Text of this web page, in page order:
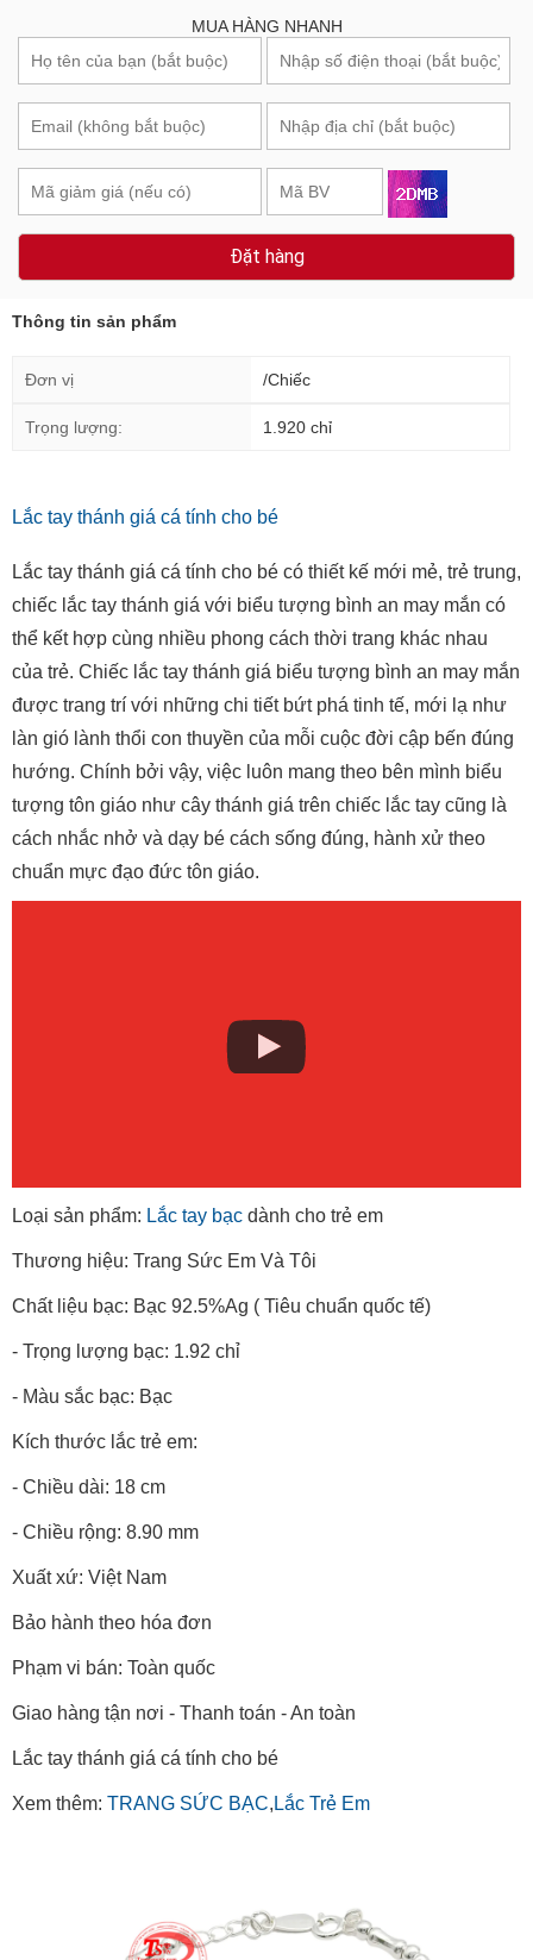
MUA HÀNG NHANH
Đặt hàng
Thông tin sản phẩm
Đơn vị /Chiếc
Trọng lượng: 1.920 chỉ
Lắc tay thánh giá cá tính cho bé
Lắc tay thánh giá cá tính cho bé có thiết kế mới mẻ, trẻ trung,
chiếc lắc tay thánh giá với biểu tượng bình an may mắn có
thể kết hợp cùng nhiều phong cách thời trang khác nhau
của trẻ. Chiếc lắc tay thánh giá biểu tượng bình an may mắn
được trang trí với những chi tiết bứt phá tinh tế, mới lạ như
làn gió lành thổi con thuyền của mỗi cuộc đời cập bến đúng
hướng. Chính bởi vậy, việc luôn mang theo bên mình biểu
tượng tôn giáo như cây thánh giá trên chiếc lắc tay cũng là
cách nhắc nhở và dạy bé cách sống đúng, hành xử theo
chuẩn mực đạo đức tôn giáo.
Loại sản phẩm: Lắc tay bạc dành cho trẻ em
Thương hiệu: Trang Sức Em Và Tôi
Chất liệu bạc: Bạc 92.5%Ag ( Tiêu chuẩn quốc tế)
- Trọng lượng bạc: 1.92 chỉ
- Màu sắc bạc: Bạc
Kích thước lắc trẻ em:
- Chiều dài: 18 cm
- Chiều rộng: 8.90 mm
Xuất xứ: Việt Nam
Bảo hành theo hóa đơn
Phạm vi bán: Toàn quốc
Giao hàng tận nơi - Thanh toán - An toàn
Lắc tay thánh giá cá tính cho bé
Xem thêm: TRANG SỨC BẠC, Lắc Trẻ Em